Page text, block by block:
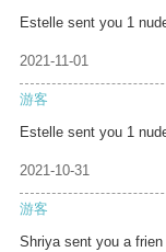
Estelle sent you 1
2021-11-01
游客
Estelle sent you 1
2021-10-31
游客
Shriya sent you a frien